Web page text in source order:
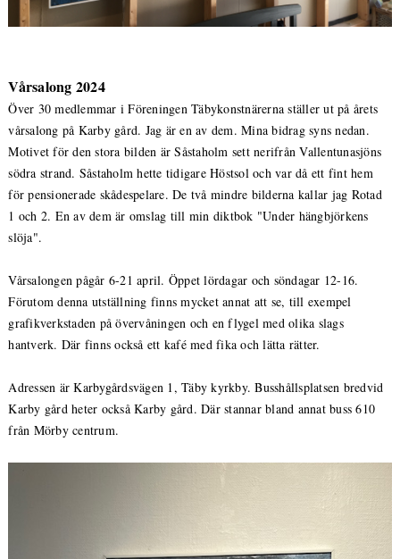
Vårsalong 2024
Över 30 medlemmar i Föreningen Täbykonstnärerna ställer ut på årets
vårsalong på Karby gård. Jag är en av dem. Mina bidrag syns nedan.
Motivet för den stora bilden är Såstaholm sett nerifrån Vallentunasjöns
södra strand. Såstaholm hette tidigare Höstsol och var då ett fint hem
för pensionerade skådespelare. De två mindre bilderna kallar jag Rotad
1 och 2. En av dem är omslag till min diktbok "Under hängbjörkens
slöja".
Vårsalongen pågår 6-21 april. Öppet lördagar och söndagar 12-16.
Förutom denna utställning finns mycket annat att se, till exempel
grafikverkstaden på övervåningen och en flygel med olika slags
hantverk. Där finns också ett kafé med fika och lätta rätter.
Adressen är Karbygårdsvägen 1, Täby kyrkby. Busshållsplatsen bredvid
Karby gård heter också Karby gård. Där stannar bland annat buss 610
från Mörby centrum.